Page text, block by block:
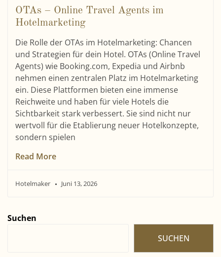
OTAs – Online Travel Agents im
Hotelmarketing
Die Rolle der OTAs im Hotelmarketing: Chancen
und Strategien für dein Hotel. OTAs (Online Travel
Agents) wie Booking.com, Expedia und Airbnb
nehmen einen zentralen Platz im Hotelmarketing
ein. Diese Plattformen bieten eine immense
Reichweite und haben für viele Hotels die
Sichtbarkeit stark verbessert. Sie sind nicht nur
wertvoll für die Etablierung neuer Hotelkonzepte,
sondern spielen
Read More
Hotelmaker Juni 13, 2026
Suchen
SUCHEN